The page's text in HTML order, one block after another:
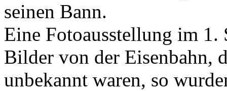
seinen Bann.
Eine Fotoausstellung im 1.
Bilder von der Eisenbahn,
unbekannt waren, so